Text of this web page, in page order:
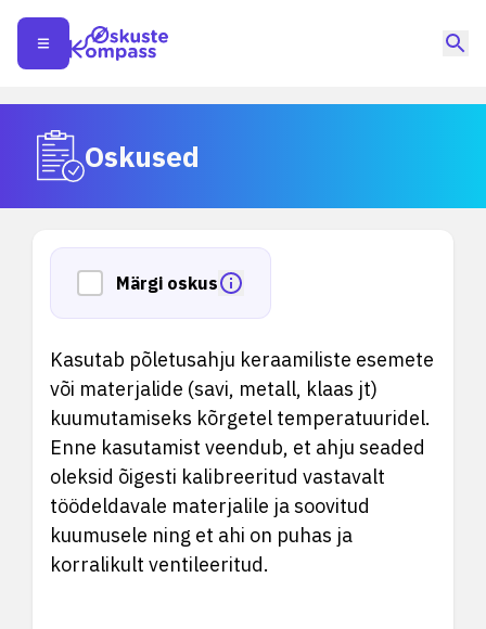
Oskused
Märgi oskus
Kasutab põletusahju keraamiliste esemete
või materjalide (savi, metall, klaas jt)
kuumutamiseks kõrgetel temperatuuridel.
Enne kasutamist veendub, et ahju seaded
oleksid õigesti kalibreeritud vastavalt
töödeldavale materjalile ja soovitud
kuumusele ning et ahi on puhas ja
korralikult ventileeritud.